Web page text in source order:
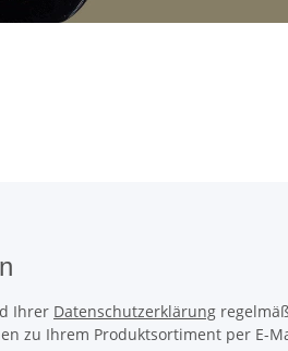
Ihrer Datenschutzerklärung
zu Ihrem Produktsortiment per E-